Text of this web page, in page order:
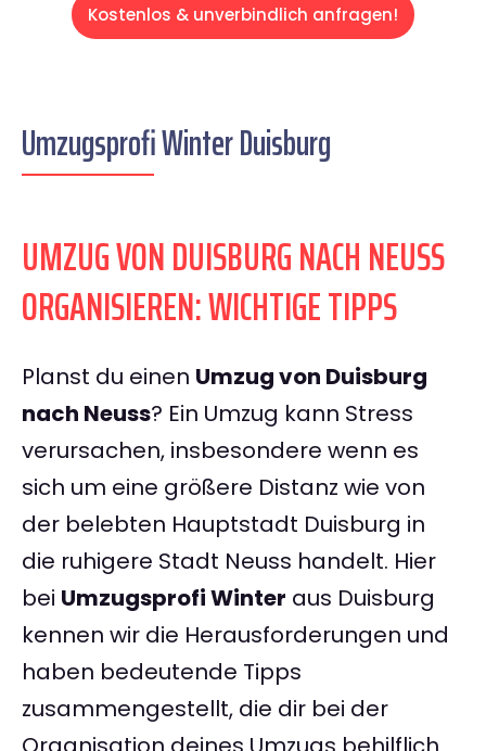
Kostenlos & unverbindlich anfragen!
Umzugsprofi Winter Duisburg
UMZUG VON DUISBURG NACH NEUSS
ORGANISIEREN: WICHTIGE TIPPS
Planst du einen Umzug von Duisburg
nach Neuss? Ein Umzug kann Stress
verursachen, insbesondere wenn es
sich um eine größere Distanz wie von
der belebten Hauptstadt Duisburg in
die ruhigere Stadt Neuss handelt. Hier
bei Umzugsprofi Winter aus Duisburg
kennen wir die Herausforderungen und
haben bedeutende Tipps
zusammengestellt, die dir bei der